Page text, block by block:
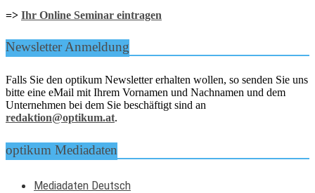
=> Ihr Online Seminar eintragen
Newsletter Anmeldung
Falls Sie den optikum Newsletter erhalten wollen, so senden Sie uns
bitte eine eMail mit Ihrem Vornamen und Nachnamen und dem
Unternehmen bei dem Sie beschäftigt sind an
redaktion@optikum.at.
optikum Mediadaten
Mediadaten Deutsch